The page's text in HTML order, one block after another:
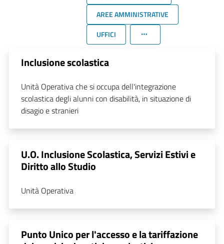
AREE AMMINISTRATIVE
UFFICI
Inclusione scolastica
Unità Operativa che si occupa dell'integrazione
scolastica degli alunni con disabilità, in situazione di
disagio e stranieri
U.O. Inclusione Scolastica, Servizi Estivi e
Diritto allo Studio
Unità Operativa
Punto Unico per l'accesso e la tariffazione